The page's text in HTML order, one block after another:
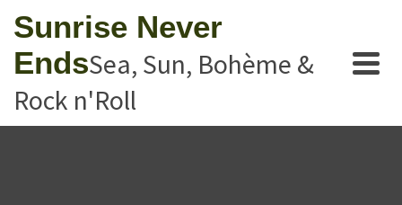
Sunrise Never
EndsSea, Sun, Bohème &
Rock n'Roll